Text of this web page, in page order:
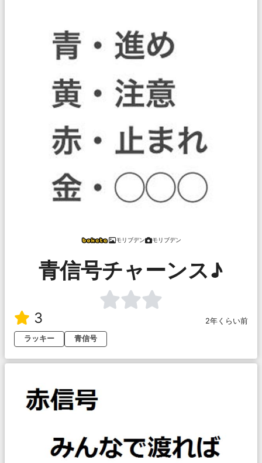
モリブデン モリブデン
青信号チャーンス♪
3
2年くらい前
ラッキー
青信号